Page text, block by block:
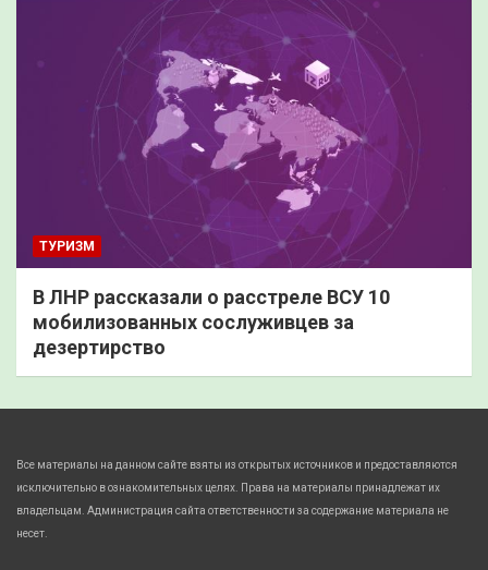
ТУРИЗМ
В ЛНР рассказали о расстреле ВСУ 10
мобилизованных сослуживцев за
дезертирство
Все материалы на данном сайте взяты из открытых источников и предоставляются
исключительно в ознакомительных целях. Права на материалы принадлежат их
владельцам. Администрация сайта ответственности за содержание материала не
несет.